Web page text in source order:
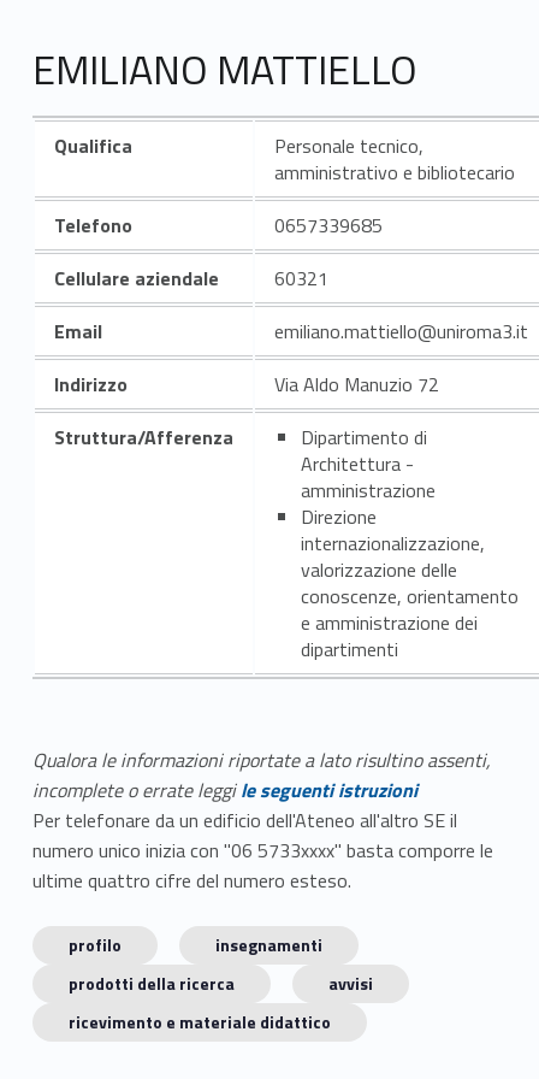
EMILIANO MATTIELLO
Qualifica
Personale tecnico,
amministrativo e bibliotecario
Telefono
0657339685
Cellulare aziendale
60321
Email
emiliano.mattiello@uniroma3.it
Indirizzo
Via Aldo Manuzio 72
Struttura/Afferenza
Dipartimento di
Architettura -
amministrazione
Direzione
internazionalizzazione,
valorizzazione delle
conoscenze, orientamento
e amministrazione dei
dipartimenti
Qualora le informazioni riportate a lato risultino assenti,
incomplete o errate leggile seguenti istruzioni
Per telefonare da un edificio dell'Ateneo all'altro SE il
numero unico inizia con "06 5733xxxx" basta comporre le
ultime quattro cifre del numero esteso.
profilo
insegnamenti
prodotti della ricerca
avvisi
ricevimento e materiale didattico